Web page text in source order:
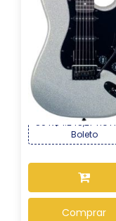
Guitarra Seizi Fun
Musashi HSS ...
Por : R$
OU R$ 1.245,27 no
Boleto
Comprar